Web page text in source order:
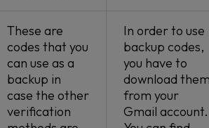
These are
codes that you
can use as a
backup in
case the other
verification
In order to use
backup codes,
you have to
download
from your
Gmail account.